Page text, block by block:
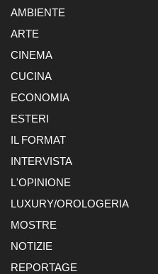
AMBIENTE
ARTE
CINEMA
CUCINA
ECONOMIA
ESTERI
IL FORMAT
INTERVISTA
L'OPINIONE
LUXURY/OROLOGERIA
MOSTRE
NOTIZIE
REPORTAGE